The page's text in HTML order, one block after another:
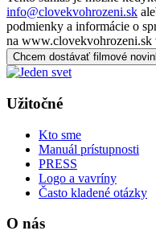
info@clovekvohrozeni.sk
podmienky a informácie o
na www.clovekvohrozeni.sk
Chcem dostávať filmové
Užitočné
Kto sme
Manuál prístupnosti
PRESS
Logo a vavríny
Často kladené otázky
O nás